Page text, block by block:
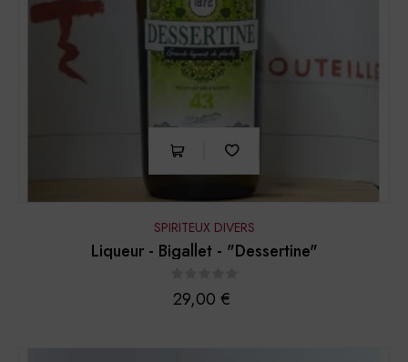
SPIRITEUX DIVERS
Liqueur - Bigallet - "Dessertine"
Prix
29,00 €